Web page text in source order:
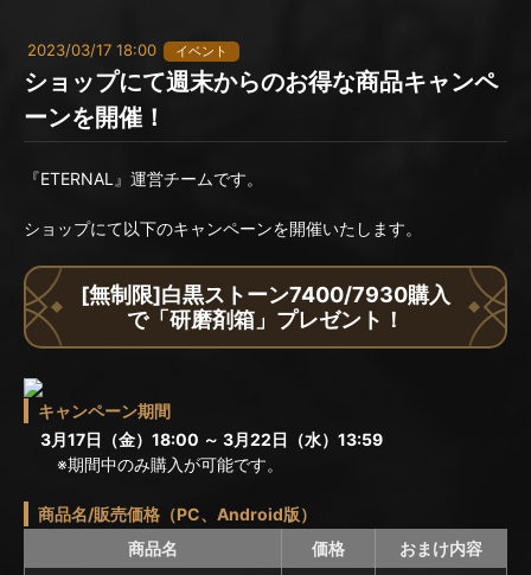
2023/03/17 18:00 イベント
ショップにて週末からのお得な商品キャンペ
ーンを開催！
『ETERNAL』運営チームです。
ショップにて以下のキャンペーンを開催いたします。
[無制限]白黒ストーン7400/7930購入
で「研磨剤箱」プレゼント！
キャンペーン期間
3月17日（金）18:00 ～ 3月22日（水）13:59
※期間中のみ購入が可能です。
商品名/販売価格（PC、Android版）
商品名
価格
おまけ内容